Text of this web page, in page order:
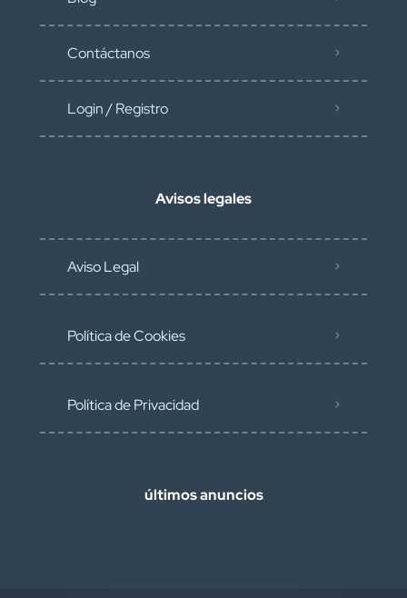
Contáctanos
Login / Registro
Avisos legales
Aviso Legal
Política de Cookies
Política de Privacidad
últimos anuncios